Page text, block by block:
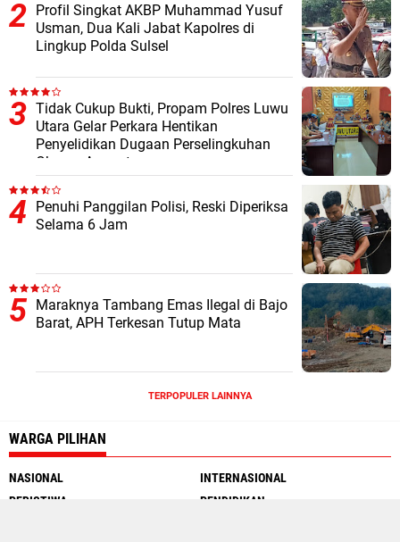
Profil Singkat AKBP Muhammad Yusuf
Usman, Dua Kali Jabat Kapolres di
Lingkup Polda Sulsel
Tidak Cukup Bukti, Propam Polres Luwu
Utara Gelar Perkara Hentikan
Penyelidikan Dugaan Perselingkuhan
Oknum Anggota
Penuhi Panggilan Polisi, Reski Diperiksa
Selama 6 Jam
Maraknya Tambang Emas Ilegal di Bajo
Barat, APH Terkesan Tutup Mata
TERPOPULER LAINNYA
WARGA PILIHAN
NASIONAL
INTERNASIONAL
PERISTIWA
PENDIDIKAN